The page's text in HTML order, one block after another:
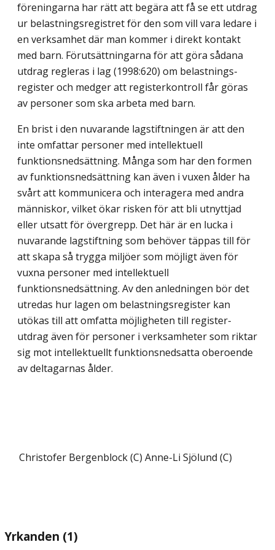
föreningarna har rätt att begära att få se ett utdrag
ur belastningsregistret för den som vill vara ledare i
en verksamhet där man kommer i direkt kontakt
med barn. Förutsättningarna för att göra sådana
utdrag regleras i lag (1998:620) om belastnings­
register och medger att registerkontroll får göras
av personer som ska arbeta med barn.
En brist i den nuvarande lagstiftningen är att den
inte omfattar personer med intellek­tuell
funktionsnedsättning. Många som har den formen
av funktionsnedsättning kan även i vuxen ålder ha
svårt att kommunicera och interagera med andra
människor, vilket ökar risken för att bli utnyttjad
eller utsatt för övergrepp. Det här är en lucka i
nuvarande lagstiftning som behöver täppas till för
att skapa så trygga miljöer som möjligt även för
vuxna personer med intellektuell
funktionsnedsättning. Av den anledningen bör det
ut­redas hur lagen om belastningsregister kan
utökas till att omfatta möjligheten till register­
utdrag även för personer i verksamheter som riktar
sig mot intellektuellt funktions­nedsatta oberoende
av deltagarnas ålder.
Christofer Bergenblock (C) Anne-Li Sjölund (C)
Yrkanden (1)